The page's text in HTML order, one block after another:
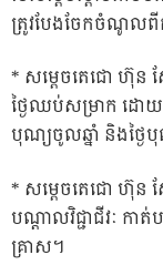
ត្រូវបែងចែកចំណូល
* សម្តេចតេជោ ហ៊ុន
ថ្ងៃឈប់សម្រាក ដោយ
បុណ្យចូលឆ្នាំ និងថ្ងៃ
* សម្តេចតេជោ ហ៊ុន
បណ្តាលវិជ្ជាជីវៈ កា
គ្រាស។